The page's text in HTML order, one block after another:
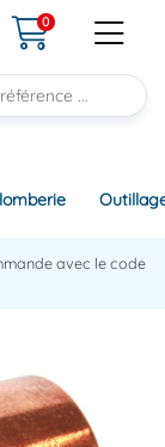
0
avec le code